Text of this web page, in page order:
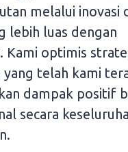
melalui inovasi
lebih luas dengan
Kami optimis
yang telah kami
dampak positif
secara